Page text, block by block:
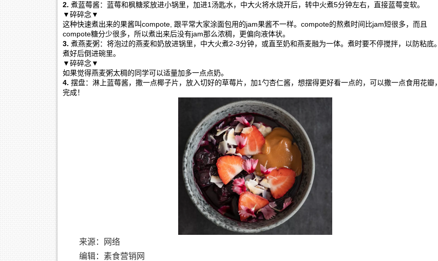
2. 煮蓝莓酱：蓝莓和枫糖浆放进小锅里，加进1汤匙水，中大火将水烧开后，转中火煮5分钟左右，直接蓝莓变软。
▼碎碎念▼
这种快速煮出来的果酱叫compote, 跟平常大家涂面包用的jam果酱不一样。compote的熬煮时间比jam短很多，而且
compote糖分少很多，所以煮出来后没有jam那么浓稠，更偏向液体状。
3. 煮燕麦粥：将泡过的燕麦和奶放进锅里，中大火煮2-3分钟，或直至奶和燕麦融为一体。煮时要不停搅拌，以防粘底。
煮好后倒进碗里。
▼碎碎念▼
如果觉得燕麦粥太稠的同学可以适量加多一点点奶。
4. 摆盘：淋上蓝莓酱，撒一点椰子片，放入切好的草莓片，加1勺杏仁酱，想摆得更好看一点的，可以撒一点食用花瓣，
完成！
来源：网络
编辑：素食营销网